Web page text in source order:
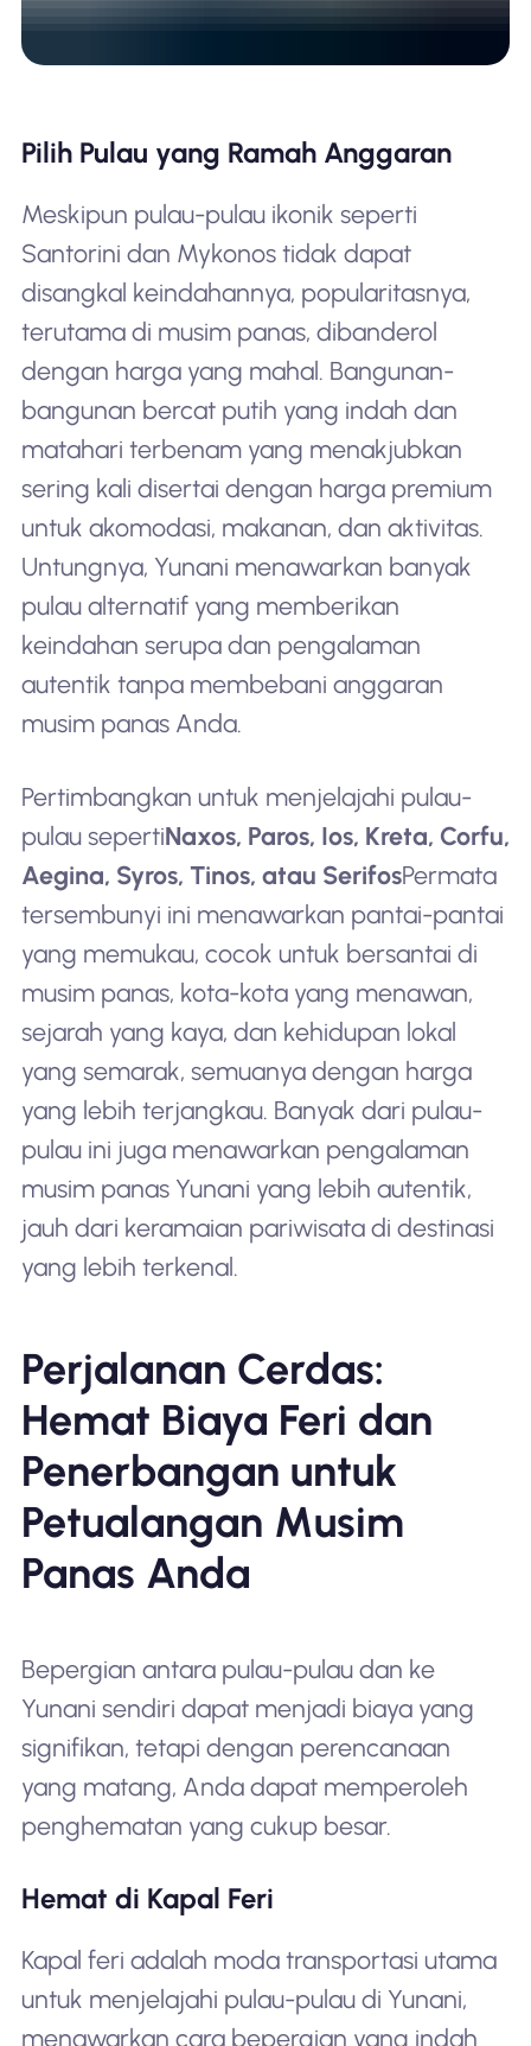
Pilih Pulau yang Ramah Anggaran
Meskipun pulau-pulau ikonik seperti
Santorini dan Mykonos tidak dapat
disangkal keindahannya, popularitasnya,
terutama di musim panas, dibanderol
dengan harga yang mahal. Bangunan-
bangunan bercat putih yang indah dan
matahari terbenam yang menakjubkan
sering kali disertai dengan harga premium
untuk akomodasi, makanan, dan aktivitas.
Untungnya, Yunani menawarkan banyak
pulau alternatif yang memberikan
keindahan serupa dan pengalaman
autentik tanpa membebani anggaran
musim panas Anda.
Pertimbangkan untuk menjelajahi pulau-
pulau sepertiNaxos, Paros, Ios, Kreta, Corfu,
Aegina, Syros, Tinos, atau SerifosPermata
tersembunyi ini menawarkan pantai-pantai
yang memukau, cocok untuk bersantai di
musim panas, kota-kota yang menawan,
sejarah yang kaya, dan kehidupan lokal
yang semarak, semuanya dengan harga
yang lebih terjangkau. Banyak dari pulau-
pulau ini juga menawarkan pengalaman
musim panas Yunani yang lebih autentik,
jauh dari keramaian pariwisata di destinasi
yang lebih terkenal.
Perjalanan Cerdas:
Hemat Biaya Feri dan
Penerbangan untuk
Petualangan Musim
Panas Anda
Bepergian antara pulau-pulau dan ke
Yunani sendiri dapat menjadi biaya yang
signifikan, tetapi dengan perencanaan
yang matang, Anda dapat memperoleh
penghematan yang cukup besar.
Hemat di Kapal Feri
Kapal feri adalah moda transportasi utama
untuk menjelajahi pulau-pulau di Yunani,
menawarkan cara bepergian yang indah